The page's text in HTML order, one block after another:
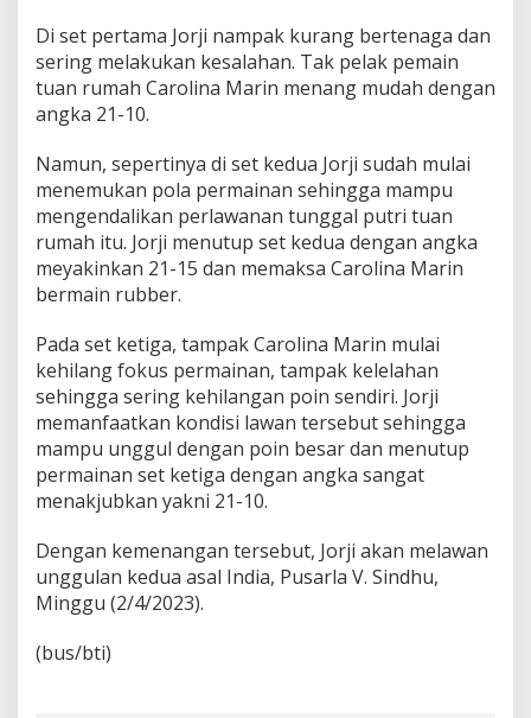
i
n
a
l
a
n
M
a
s
s
2
0
2
3
Di set pertama Jorji nampak kurang bertenaga dan
sering melakukan kesalahan. Tak pelak pemain
tuan rumah Carolina Marin menang mudah dengan
angka 21-10.
Namun, sepertinya di set kedua Jorji sudah mulai
menemukan pola permainan sehingga mampu
mengendalikan perlawanan tunggal putri tuan
rumah itu. Jorji menutup set kedua dengan angka
meyakinkan 21-15 dan memaksa Carolina Marin
bermain rubber.
Pada set ketiga, tampak Carolina Marin mulai
kehilang fokus permainan, tampak kelelahan
sehingga sering kehilangan poin sendiri. Jorji
memanfaatkan kondisi lawan tersebut sehingga
mampu unggul dengan poin besar dan menutup
permainan set ketiga dengan angka sangat
menakjubkan yakni 21-10.
Dengan kemenangan tersebut, Jorji akan melawan
unggulan kedua asal India, Pusarla V. Sindhu,
Minggu (2/4/2023).
(bus/bti)